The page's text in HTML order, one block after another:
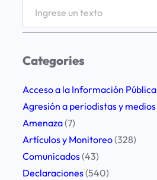
r
h
Categories
Acceso a la Información Pública
Agresión a periodistas y medios
Amenaza(7)
Artículos y Monitoreo(328)
Comunicados(43)
Declaraciones(540)